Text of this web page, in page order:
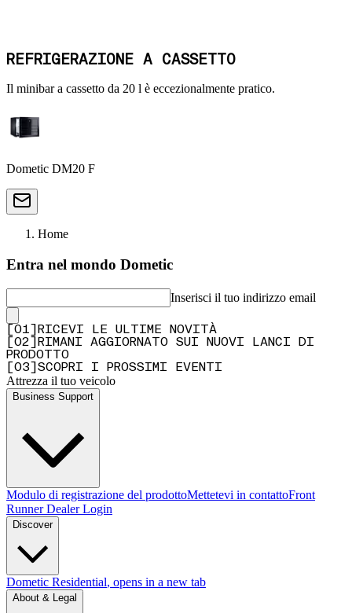
REFRIGERAZIONE A CASSETTO
Il minibar a cassetto da 20 l è eccezionalmente pratico.
Dometic DM20 F
Home
Entra nel mondo Dometic
Inserisci il tuo indirizzo email
01
RICEVI LE ULTIME NOVITÀ
02
RIMANI AGGIORNATO SUI NUOVI LANCI DI
PRODOTTO
03 SCOPRI I PROSSIMI EVENTI
Attrezza il tuo veicolo
Business Support
Modulo di registrazione del prodottoMettetevi in contattoFront
Runner Dealer Login
Discover
Dometic Residential, opens in a new tab
About & Legal